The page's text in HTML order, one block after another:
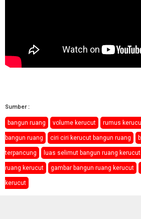
Sumber :
bangun ruang volume kerucut rumus
bangun ruang ciri ciri kerucut bangun ruang
terpancung luas selimut bangun ruang kerucut
ruang kerucut gambar bangun ruang kerucut
kerucut